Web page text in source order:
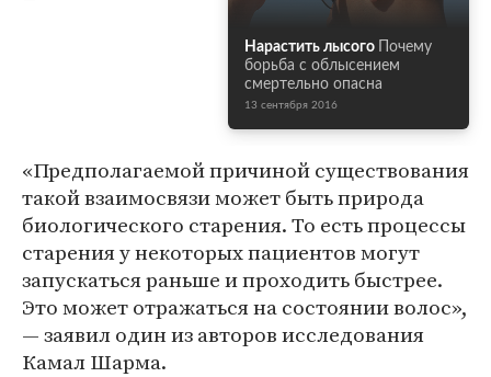
Нарастить лысого
Почему
борьба с облысением
смертельно опасна
13 сентября 2016
«Предполагаемой причиной существования
такой взаимосвязи может быть природа
биологического старения. То есть процессы
старения у некоторых пациентов могут
запускаться раньше и проходить быстрее.
Это может отражаться на состоянии волос»,
— заявил один из авторов исследования
Камал Шарма.